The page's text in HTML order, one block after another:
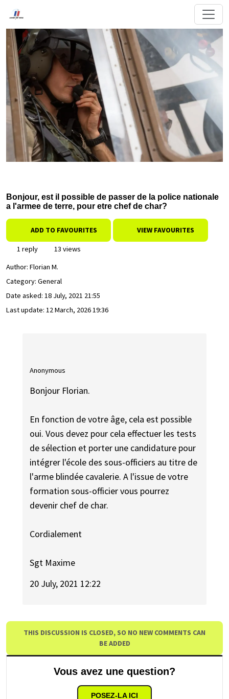
Bonjour, est il possible de passer de la police nationale
a l'armee de terre, pour etre chef de char?
ADD TO FAVOURITES VIEW FAVOURITES
1 reply
13 views
Author: Florian M.
Category: General
Date asked: 18 July, 2021 21:55
Last update: 12 March, 2026 19:36
Anonymous
Bonjour Florian.
En fonction de votre âge, cela est possible
oui. Vous devez pour cela effectuer les tests
de sélection et porter une candidature pour
intégrer l'école des sous-officiers au titre de
l'arme blindée cavalerie. A l'issue de votre
formation sous-officier vous pourrez
devenir chef de char.
Cordialement
Sgt Maxime
20 July, 2021 12:22
THIS DISCUSSION IS CLOSED, SO NO NEW COMMENTS CAN
BE ADDED
Vous avez une question?
POSEZ-LA ICI